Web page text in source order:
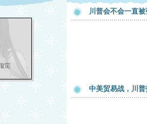
川普会不会一直
中美贸易战，川